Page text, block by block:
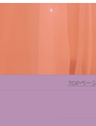
へ
ョ
TOPペー